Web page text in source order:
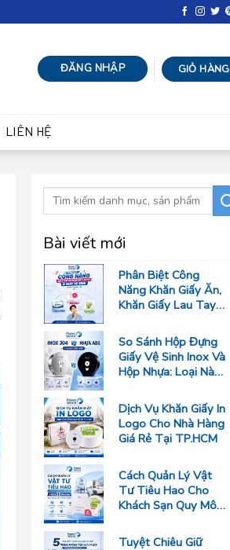
ĐĂNG NHẬP GIỎ HÀNG
LIÊN HỆ
Bài viết mới
Phân Biệt Công
Năng Khăn Giấy Ăn,
Khăn Giấy Lau Tay
Trong Ngành F&B
So Sánh Hộp Đựng
Giấy Vệ Sinh Inox Và
Hộp Nhựa: Loại Nào
Dịch Vụ Khăn Giấy In
Logo Cho Nhà Hàng
Giá Rẻ Tại TP.HCM
Cách Quản Lý Vật
Tư Tiêu Hao Cho
Khách Sạn Quy Mô
Tối Ưu Chi Phí Vận
Tuyệt Chiêu Giữ